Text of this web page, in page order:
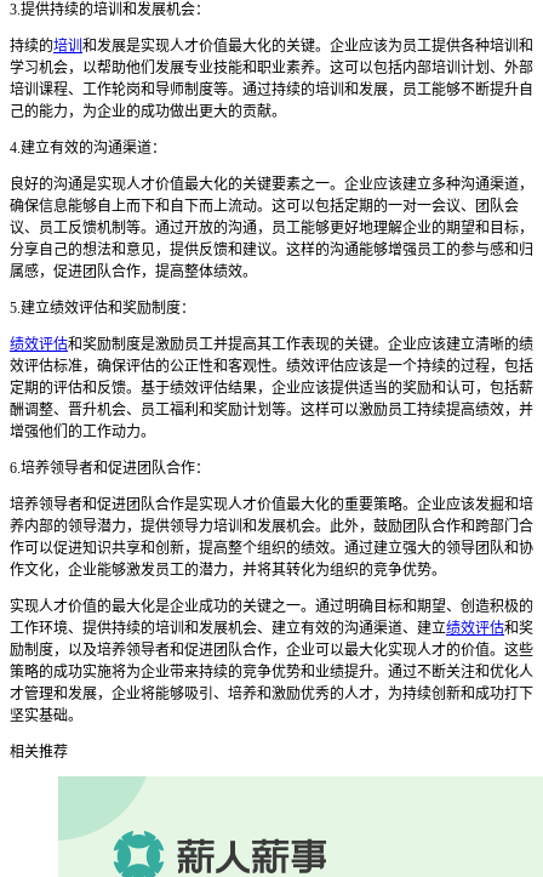
3.提供持续的培训和发展机会：
持续的培训 和发展是实现人才价值最大化的关键。企业应该为员工提供各种培训和
学习机会，以帮助他们发展专业技能和职业素养。这可以包括内部培训计划、外部
培训课程、工作轮岗和导师制度等。通过持续的培训和发展，员工能够不断提升自
己的能力，为企业的成功做出更大的贡献。
4.建立有效的沟通渠道：
良好的沟通是实现人才价值最大化的关键要素之一。企业应该建立多种沟通渠道，
确保信息能够自上而下和自下而上流动。这可以包括定期的一对一会议、团队会
议、员工反馈机制等。通过开放的沟通，员工能够更好地理解企业的期望和目标，
分享自己的想法和意见，提供反馈和建议。这样的沟通能够增强员工的参与感和归
属感，促进团队合作，提高整体绩效。
5.建立绩效评估和奖励制度：
绩效评估和奖励制度是激励员工并提高其工作表现的关键。企业应该建立清晰的绩
效评估标准，确保评估的公正性和客观性。绩效评估应该是一个持续的过程，包括
定期的评估和反馈。基于绩效评估结果，企业应该提供适当的奖励和认可，包括薪
酬调整、晋升机会、员工福利和奖励计划等。这样可以激励员工持续提高绩效，并
增强他们的工作动力。
6.培养领导者和促进团队合作：
培养领导者和促进团队合作是实现人才价值最大化的重要策略。企业应该发掘和培
养内部的领导潜力，提供领导力培训和发展机会。此外，鼓励团队合作和跨部门合
作可以促进知识共享和创新，提高整个组织的绩效。通过建立强大的领导团队和协
作文化，企业能够激发员工的潜力，并将其转化为组织的竞争优势。
实现人才价值的最大化是企业成功的关键之一。通过明确目标和期望、创造积极的
工作环境、提供持续的培训和发展机会、建立有效的沟通渠道、建立绩效评估和奖
励制度，以及培养领导者和促进团队合作，企业可以最大化实现人才的价值。这些
策略的成功实施将为企业带来持续的竞争优势和业绩提升。通过不断关注和优化人
才管理和发展，企业将能够吸引、培养和激励优秀的人才，为持续创新和成功打下
坚实基础。
相关推荐